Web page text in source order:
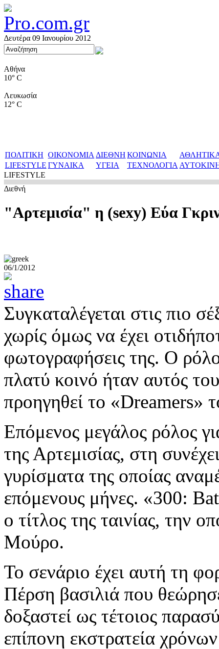
Δευτέρα 09 Ιανουρίου 2012
Αθήνα
10° C
Λευκωσία
12° C
ΠΟΛΙΤΙΚΗ ΟΙΚΟΝΟΜΙΑ ΔΙΕΘΝΗ ΚΟΙΝΩΝΙΑ
LIFESTYLE ΓΥΝΑΙΚΑ ΥΓΕΙΑ ΤΕΧΝΟΛΟΓΙΑ
LIFESTYLE
Διεθνή
"Αρτεμισία" η (sexy) Εύα
06/1/2012
Συγκαταλέγεται στις πιο
χωρίς όμως να έχει
φωτογραφήσεις της. Ο
πλατύ κοινό ήταν αυτός
προηγηθεί το «Dreamers»
Επόμενος μεγάλος ρόλος
της Αρτεμισίας, στη
γυρίσματα της οποίας
επόμενους μήνες. «300:
ο τίτλος της ταινίας, την
Μούρο.
Το σενάριο έχει αυτή τη
Πέρση βασιλιά που
δοξαστεί ως τέτοιος
επίπονη εκστρατεία